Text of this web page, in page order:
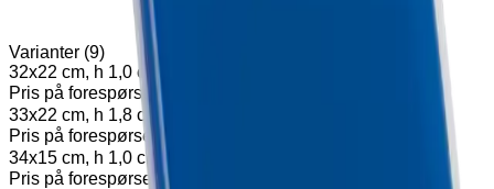
Varianter (9)
32x22 cm, h 1,0 cm
Pris på forespørsel
33x22 cm, h 1,8 cm
Pris på forespørsel
34x15 cm, h 1,0 cm
Pris på forespørsel
Legg til